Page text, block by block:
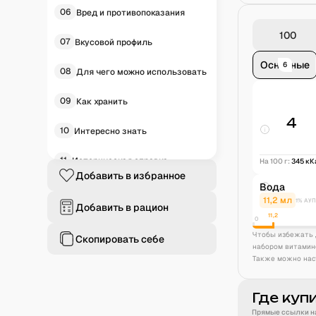
06 Вред и противопоказания
07 Вкусовой профиль
08 Для чего можно использовать
09 Как хранить
10 Интересно знать
11 Историческая справка
Добавить в избранное
Добавить в рацион
Скопировать себе
Основные
6
4
На 100 г: 345
Вода
11,2 мл 1%
0 11,2
Чтобы избежать
набором
Также можно
Где
Прямые ссылки